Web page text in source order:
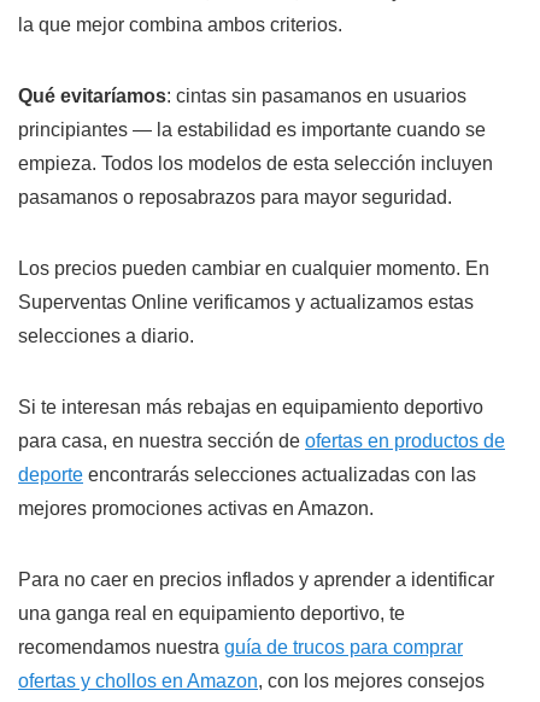
la que mejor combina ambos criterios.
Qué evitaríamos: cintas sin pasamanos en usuarios
principiantes — la estabilidad es importante cuando se
empieza. Todos los modelos de esta selección incluyen
pasamanos o reposabrazos para mayor seguridad.
Los precios pueden cambiar en cualquier momento. En
Superventas Online verificamos y actualizamos estas
selecciones a diario.
Si te interesan más rebajas en equipamiento deportivo
para casa, en nuestra sección de ofertas en productos de
deporte encontrarás selecciones actualizadas con las
mejores promociones activas en Amazon.
Para no caer en precios inflados y aprender a identificar
una ganga real en equipamiento deportivo, te
recomendamos nuestra guía de trucos para comprar
ofertas y chollos en Amazon, con los mejores consejos